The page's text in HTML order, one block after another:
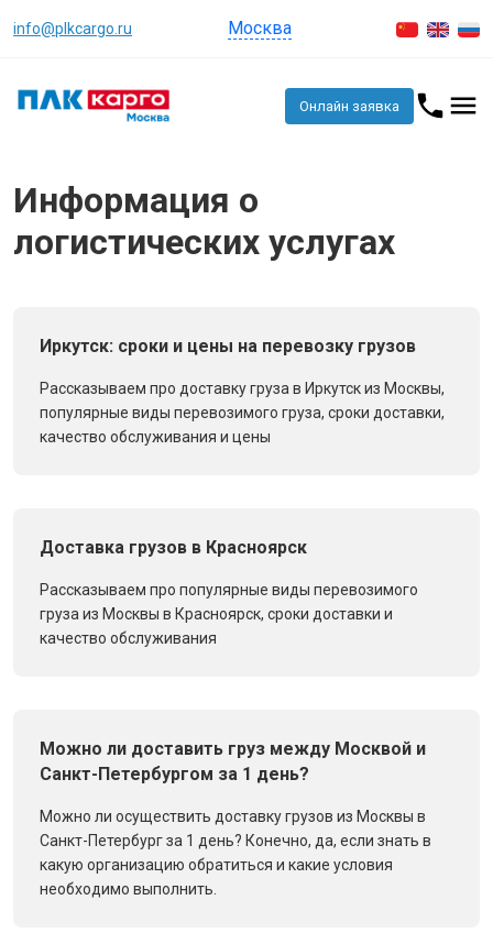
info@plkcargo.ru Москва
Онлайн заявка
Информация о
логистических услугах
Иркутск: сроки и цены на перевозку грузов
Рассказываем про доставку груза в Иркутск из Москвы,
популярные виды перевозимого груза, сроки доставки,
качество обслуживания и цены
Доставка грузов в Красноярск
Рассказываем про популярные виды перевозимого
груза из Москвы в Красноярск, сроки доставки и
качество обслуживания
Можно ли доставить груз между Москвой и
Санкт-Петербургом за 1 день?
Можно ли осуществить доставку грузов из Москвы в
Санкт-Петербург за 1 день? Конечно, да, если знать в
какую организацию обратиться и какие условия
необходимо выполнить.